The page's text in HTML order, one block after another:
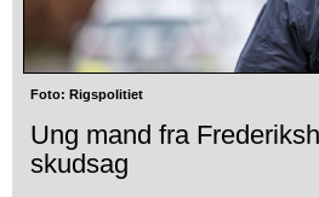
Foto: Rigspolitiet
Ung mand fra
skudsag